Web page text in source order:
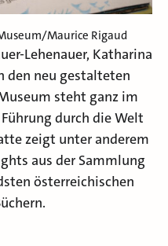
Maurice Rigaud
Lehenauer, Katharina
den neu gestalteten
steht ganz im
durch die Welt
zeigt unter anderem
aus der Sammlung
österreichischen